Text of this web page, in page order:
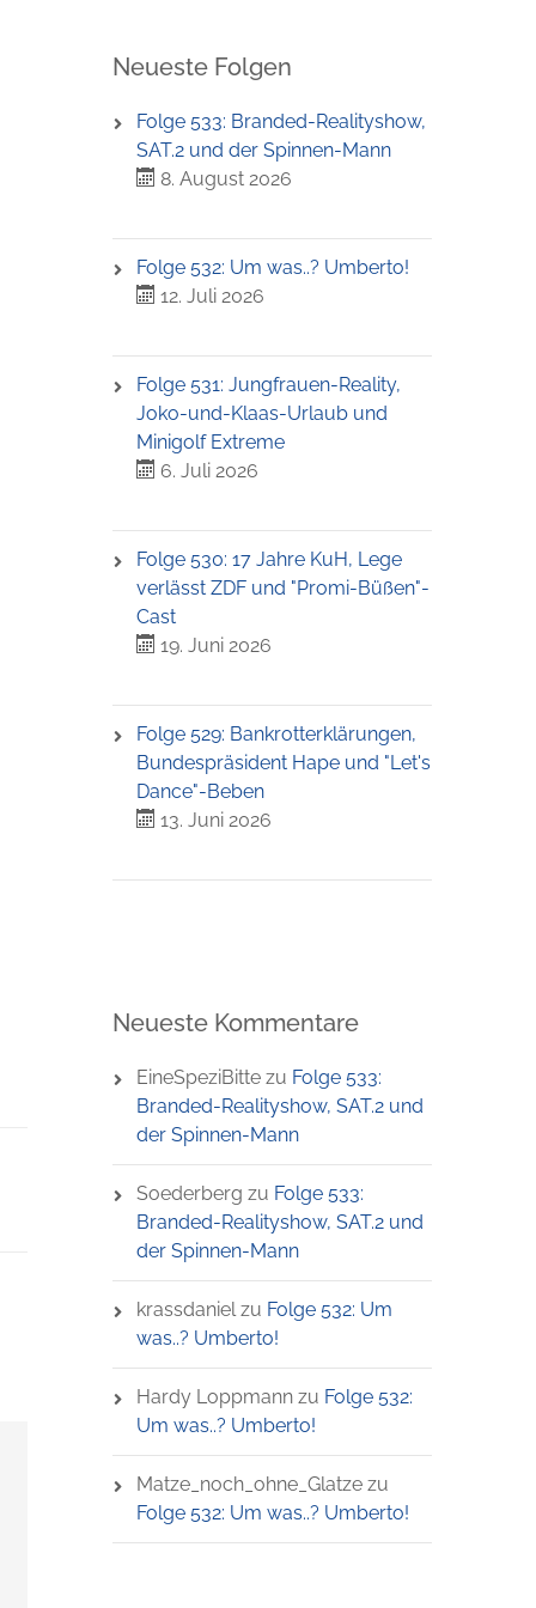
Neueste Folgen
Folge 533: Branded-Realityshow,
SAT.2 und der Spinnen-Mann
8. August 2026
Folge 532: Um was..? Umberto!
12. Juli 2026
Folge 531: Jungfrauen-Reality,
Joko-und-Klaas-Urlaub und
Minigolf Extreme
6. Juli 2026
Folge 530: 17 Jahre KuH, Lege
verlässt ZDF und "Promi-Büßen"-
Cast
19. Juni 2026
Folge 529: Bankrotterklärungen,
Bundespräsident Hape und "Let's
Dance"-Beben
13. Juni 2026
Neueste Kommentare
EineSpeziBittezu Folge 533:
Branded-Realityshow, SAT.2 und
der Spinnen-Mann
Soederberg zu Folge 533:
Branded-Realityshow, SAT.2 und
der Spinnen-Mann
krassdanielzu Folge 532: Um
was..? Umberto!
Hardy Loppmannzu Folge 532:
Um was..? Umberto!
Matze_noch_ohne_Glatzezu
Folge 532: Um was..? Umberto!